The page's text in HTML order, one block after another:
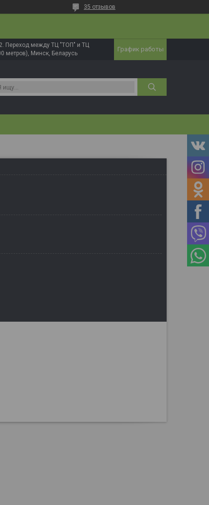
35 отзывов
Переход между ТЦ "ТОП" и ТЦ
метров), Минск, Беларусь
График работы